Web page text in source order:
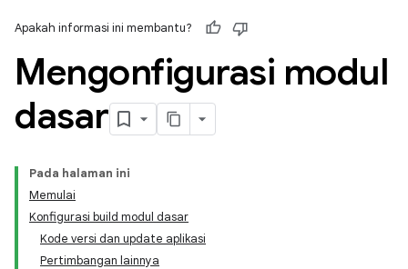
Apakah informasi ini membantu?
Mengonfigurasi modul
dasar
Pada halaman ini
Memulai
Konfigurasi build modul dasar
Kode versi dan update aplikasi
Pertimbangan lainnya